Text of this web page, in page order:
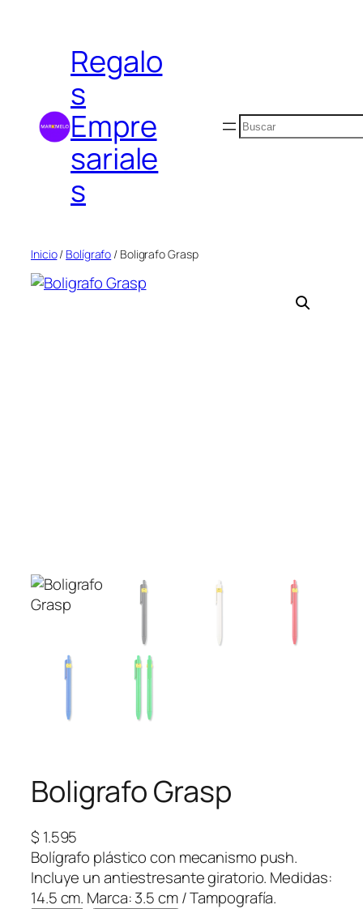
contenidoRegalo
s
Empre
sariale
s
Buscar
Inicio/ Bolígrafo / Boligrafo Grasp
Boligrafo Grasp
$ 1.595
Bolígrafo plástico con mecanismo push.
Incluye un antiestresante giratorio. Medidas:
14.5 cm. Marca: 3.5 cm / Tampografía.